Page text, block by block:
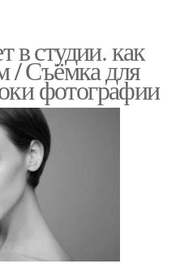
в студии. как
/ Съёмка для
фотографии